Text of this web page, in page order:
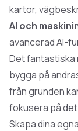
kartor,
AI och
avancerad AI-
Det fantastiska
bygga på
från grunden
fokusera på
Skapa dina